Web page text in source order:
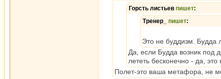
Горсть листьев пишет:
Тренер_ пишет:
Это не буддизм. Будда
Да, если Будда возник под
лететь бесконечно - да,
Полет-это ваша метафора, не